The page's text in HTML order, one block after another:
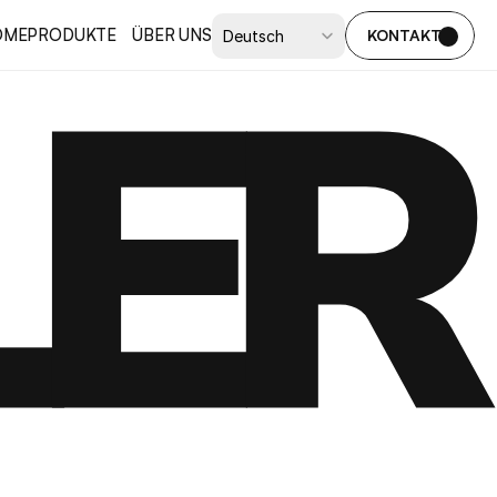
PRODUKTE ÜBER UNS Deutsch KONTAKT